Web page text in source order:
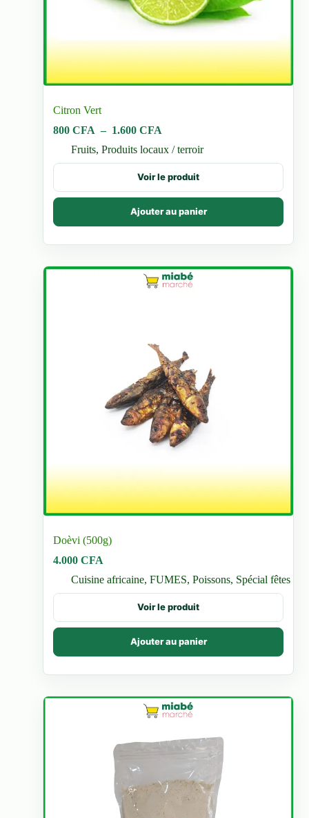
Citron Vert
800CFA – 1.600CFA
prix :
800 CFA
à
1.600 CFA
Fruits,Produits locaux / terroir
Voir le produit
Ajouter au panier
Ce
a
plusieurs
Les
options
être
Doèvi (500g)
4.000CFA
Cuisine africaine,FUMES,Poissons, Spécial fêtes
Voir le produit
Ajouter au panier